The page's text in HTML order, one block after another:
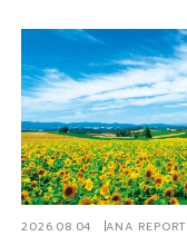
2026.08.04 ANA REPORT